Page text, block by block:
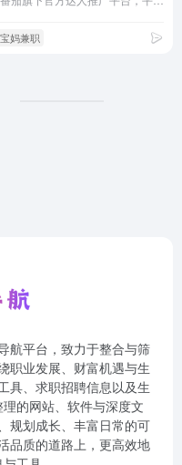
妈兼职
航平台，致力于整合与筛
职业发展、财富机遇与生
具、求职招聘信息以及生
的网站、软件与深度文
规划成长、丰富日常的可
品质的道路上，更高效地